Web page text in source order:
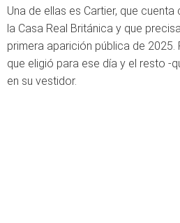
Una de ellas es Cartier, que
la Casa Real Británica y que
primera aparición pública de
que eligió para ese día y el resto -
en su vestidor.